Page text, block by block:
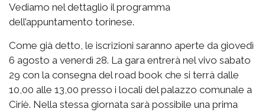
Vediamo nel dettaglio il programma
dell’appuntamento torinese.
Come già detto, le iscrizioni saranno aperte da giovedì
6 agosto a venerdì 28. La gara entrerà nel vivo sabato
29 con la consegna del road book che si terrà dalle
10,00 alle 13,00 presso i locali del palazzo comunale a
Ciriè. Nella stessa giornata sarà possibile una prima